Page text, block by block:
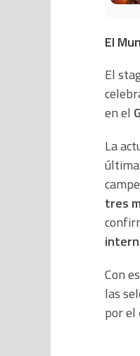
El
El
en el
La
tres
Con
las
por el